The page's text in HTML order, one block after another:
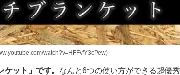
watch?v=HFFvfY3cPew)
ット」です。 なんと6つの使い方ができる超優秀